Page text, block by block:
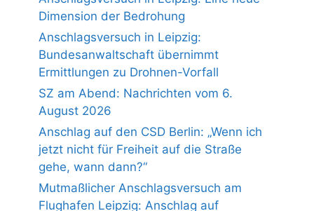
Dimension der Bedrohung
Anschlagsversuch in Leipzig:
Bundesanwaltschaft übernimmt
Ermittlungen zu Drohnen-Vorfall
SZ am Abend: Nachrichten vom 6.
August 2026
Anschlag auf den CSD Berlin: „Wenn ich
jetzt nicht für Freiheit auf die Straße
gehe, wann dann?“
Mutmaßlicher Anschlagsversuch am
Flughafen Leipzig: Anschlag auf